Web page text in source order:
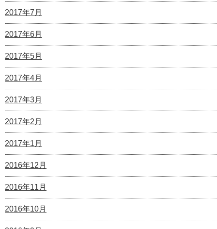
2017年7月
2017年6月
2017年5月
2017年4月
2017年3月
2017年2月
2017年1月
2016年12月
2016年11月
2016年10月